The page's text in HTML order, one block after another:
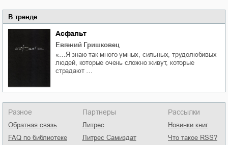
В тренде
Асфальт
Евгений Гришковец
«…Я знаю так много умных, сильных, трудолюбивых
людей, которые очень сложно живут, которые
страдают …
Разное
Обратная связь
FAQ по библиотеке
Партнеры
Литрес
Литрес Самиздат
Рассылки
Новинки книг
Что такое RSS?